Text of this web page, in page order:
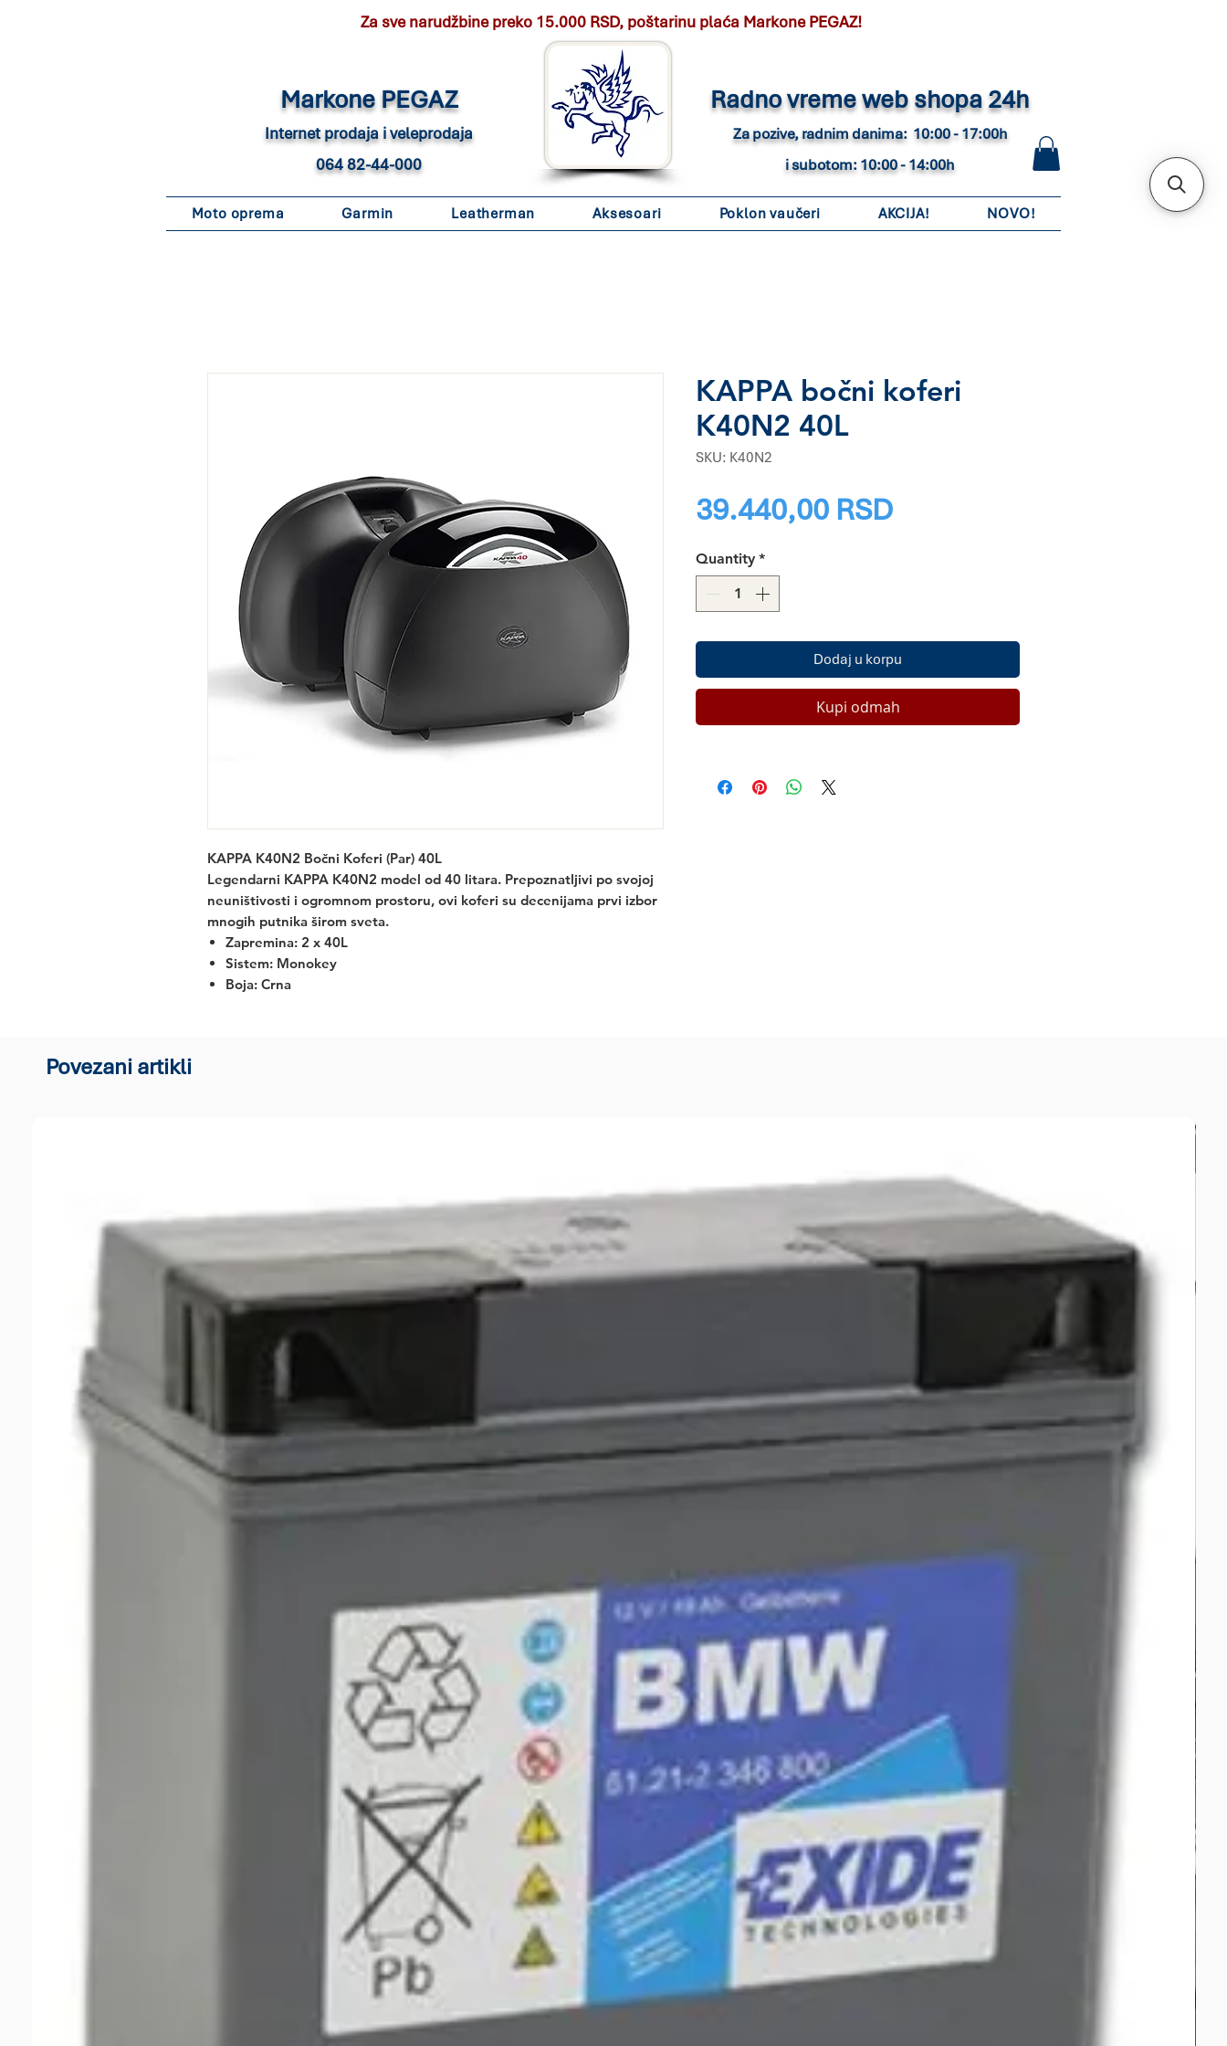
Za sve narudžbine preko 15.000 RSD, poštarinu plaća Markone PEGAZ!
Markone PEGAZ
Internet prodaja i veleprodaja
064 82-44-000
Radno vreme web shopa 24h
Za pozive, radnim danima: 10:00 - 17:00h
i subotom: 10:00 - 14:00h
Moto oprema Garmin Leatherman Aksesoari Poklon vaučeri AKCIJA! NOVO!
KAPPA K40N2 Bočni Koferi (Par) 40L
Legendarni KAPPA K40N2 model od 40 litara. Prepoznatljivi po svojoj
neuništivosti i ogromnom prostoru, ovi koferi su decenijama prvi izbor
mnogih putnika širom sveta.
Zapremina: 2 x 40L
Sistem: Monokey
Boja: Crna
KAPPA bočni koferi
K40N2 40L
SKU: K40N2
39.440,00 RSDPrice
Quantity *
Dodaj u korpu
Kupi odmah
Povezani artikli